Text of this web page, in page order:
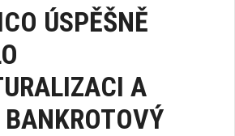
ÚSPĚŠNĚ
A